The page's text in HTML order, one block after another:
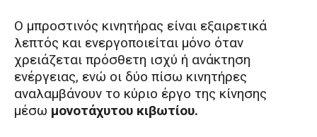
Ο μπροστινός κινητήρας είναι εξαιρετικά
λεπτός και ενεργοποιείται μόνο όταν
χρειάζεται πρόσθετη ισχύ ή ανάκτηση
ενέργειας, ενώ οι δύο πίσω κινητήρες
αναλαμβάνουν το κύριο έργο της κίνησης
μέσω μονοτάχυτου κιβωτίου.